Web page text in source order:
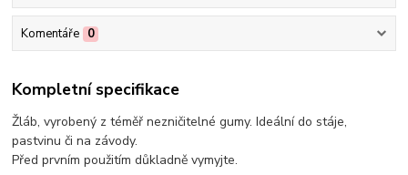
Komentáře 0
Kompletní specifikace
Žláb, vyrobený z téměř nezničitelné gumy. Ideální do stáje,
pastvinu či na závody.
Před prvním použitím důkladně vymyjte.